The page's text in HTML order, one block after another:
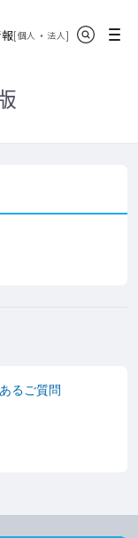
[個人 ・ 法人新規ウィンドウ
]
るご質問